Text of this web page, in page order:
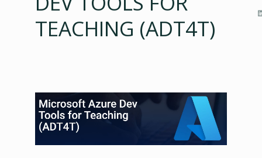
TEACHING (ADT4T)